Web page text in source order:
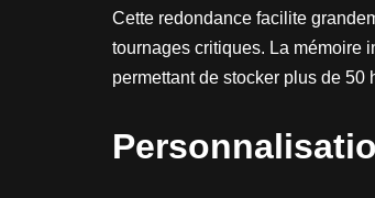
Cette redondance facilite
tournages critiques. La mémoire
permettant de stocker plus de 50